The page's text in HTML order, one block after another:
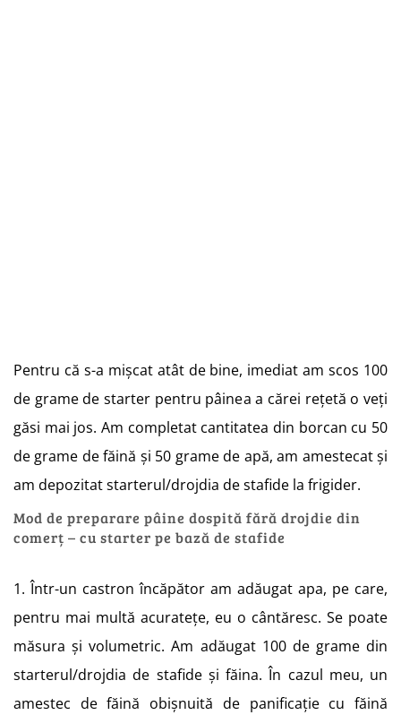
Pentru că s-a mișcat atât de bine, imediat am scos 100
de grame de starter pentru pâinea a cărei rețetă o veți
găsi mai jos. Am completat cantitatea din borcan cu 50
de grame de făină și 50 grame de apă, am amestecat și
am depozitat starterul/drojdia de stafide la frigider.
Mod de preparare pâine dospită fără drojdie din
comerț – cu starter pe bază de stafide
1. Într-un castron încăpător am adăugat apa, pe care,
pentru mai multă acuratețe, eu o cântăresc. Se poate
măsura și volumetric. Am adăugat 100 de grame din
starterul/drojdia de stafide și făina. În cazul meu, un
amestec de făină obișnuită de panificație cu făină